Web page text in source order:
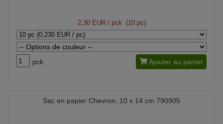
2,30 EUR/ pck. (10 pc)
pck. Ajouter au panier
Sac en papier Chevron, 10 x 14 cm 790905